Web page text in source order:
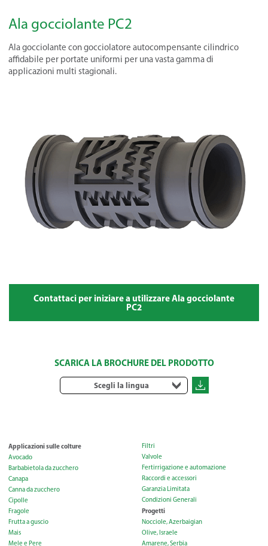
Ala gocciolante PC2
Ala gocciolante con gocciolatore autocompensante cilindrico
affidabile per portate uniformi per una vasta gamma di
applicazioni multi stagionali.
Contattaci per iniziare a utilizzare Ala gocciolante
PC2
SCARICA LA BROCHURE DEL PRODOTTO
Scegli la lingua
Applicazioni sulle colture
Avocado
Barbabietola da zucchero
Canapa
Canna da zucchero
Cipolle
Fragole
Frutta a guscio
Mais
Mele e Pere
Filtri
Valvole
Fertirrigazione e automazione
Raccordi e accessori
Garanzia Limitata
Condizioni Generali
Progetti
Nocciole, Azerbaigian
Olive, Israele
Amarene, Serbia